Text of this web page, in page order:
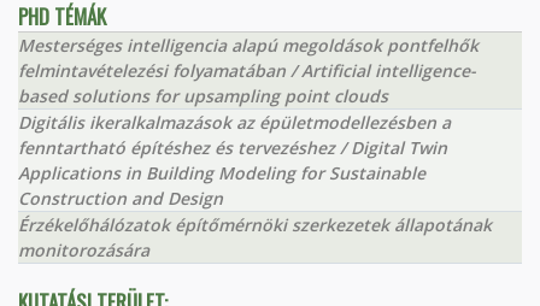
PHD TÉMÁK
Mesterséges intelligencia alapú megoldások pontfelhők
felmintavételezési folyamatában / Artificial intelligence-
based solutions for upsampling point clouds
Digitális ikeralkalmazások az épületmodellezésben a
fenntartható építéshez és tervezéshez / Digital Twin
Applications in Building Modeling for Sustainable
Construction and Design
Érzékelőhálózatok építőmérnöki szerkezetek állapotának
monitorozására